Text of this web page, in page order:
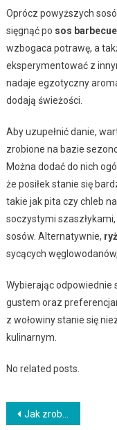
Oprócz powyższych
sięgnąć po sos barbecue
wzbogaca potrawę, a
eksperymentować z
nadaje egzotyczny
dodają świeżości.
Aby uzupełnić danie,
zrobione na bazie
Można dodać do nich
że posiłek stanie się
takie jak pita czy chleb
soczystymi
sosów. Alternatywnie, ryż
sycących
Wybierając odpowiednie
gustem oraz
z wołowiny stanie się
kulinarnym.
No related posts.
Nawigacja
Jak zrobić kremową zupę z cukinii i miętą